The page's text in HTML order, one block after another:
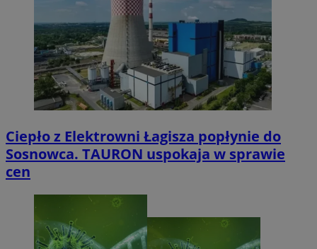
Ciepło z Elektrowni Łagisza popłynie do
Sosnowca. TAURON uspokaja w sprawie
cen